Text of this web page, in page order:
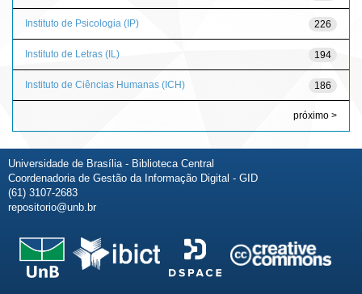
226
Instituto de Psicologia (IP)
194
Instituto de Letras (IL)
186
Instituto de Ciências Humanas (ICH)
próximo >
Universidade de Brasília - Biblioteca Central
Coordenadoria de Gestão da Informação Digital - GID
(61) 3107-2683
repositorio@unb.br